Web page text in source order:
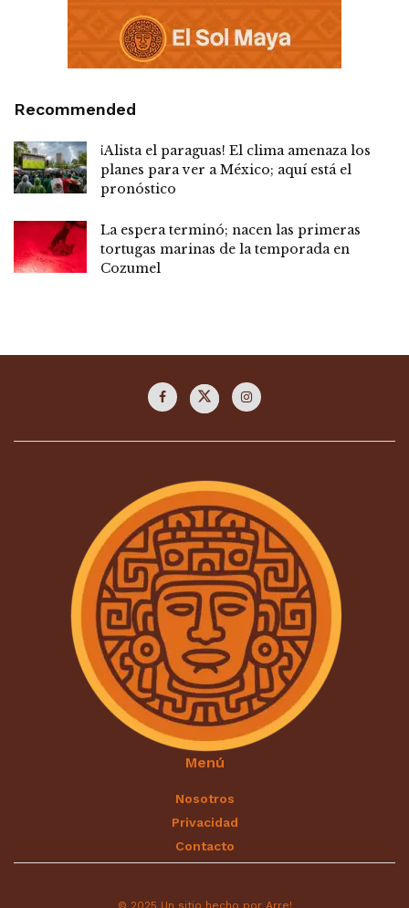
Recommended
¡Alista el paraguas! El clima amenaza los
planes para ver a México; aquí está el
pronóstico
La espera terminó; nacen las primeras
tortugas marinas de la temporada en
Cozumel
Menú
Nosotros
Privacidad
Contacto
© 2025 Un sitio hecho por Arre!